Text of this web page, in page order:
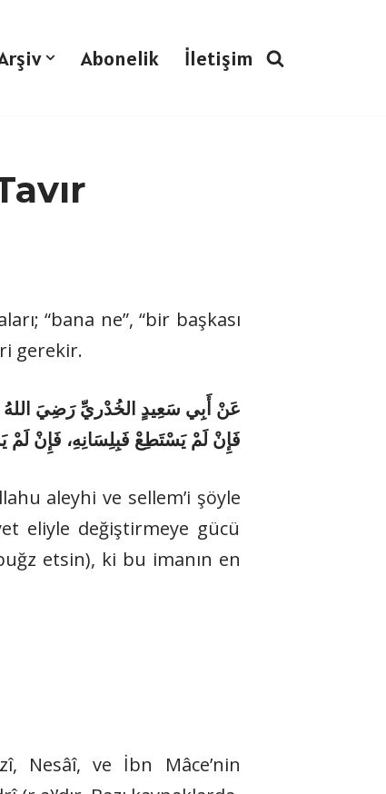
Abonelik İletişim
“bana ne”, “bir başkası
gerekir.
عَنْ أَبِي سَعِيدٍ الخُدْريِّ رَضِيَ اللهُ
فَإِنْ لَمْ يَسْتَطِعْ فَبِلِسَانِهِ، فَإِنْ لَمْ
aleyhi ve sellem’i şöyle
eliyle değiştirmeye gücü
etsin), ki bu imanın en
Nesâî, ve İbn Mâce’nin